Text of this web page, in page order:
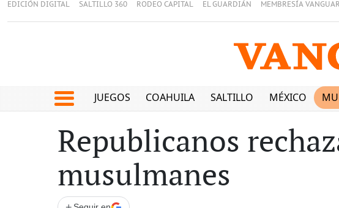
EDICIÓN DIGITAL SALTILLO 360 RODEO CAPITAL EL GUARDIÁN MEMBRESÍA
JUEGOS COAHUILA SALTILLO MÉXICO
Republicanos
musulmanes